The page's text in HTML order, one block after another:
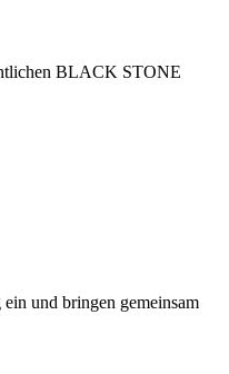
BLACK STONE
und bringen gemeinsam